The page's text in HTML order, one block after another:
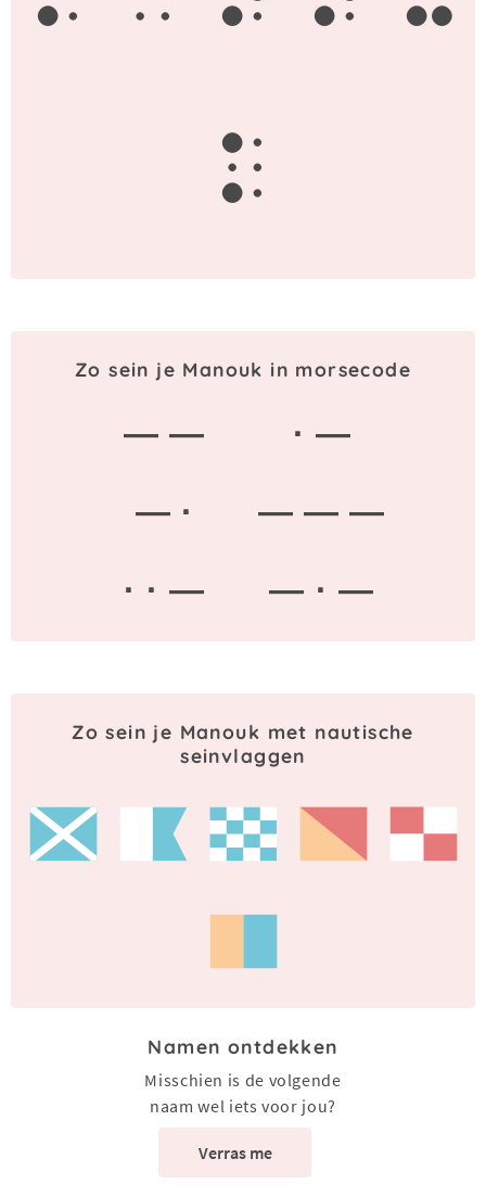
k
Zo sein je Manouk in morsecode
— —
· —
— ·
— — —
· · —
— · —
Zo sein je Manouk met nautische
seinvlaggen
Namen ontdekken
Misschien is de volgende
naam wel iets voor jou?
Verras me